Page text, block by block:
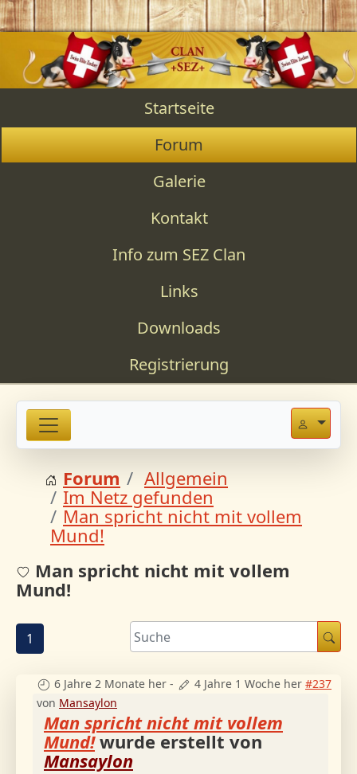
Startseite
Forum
Galerie
Kontakt
Info zum SEZ Clan
Links
Downloads
Registrierung
Forum
Allgemein
Im Netz gefunden
Man spricht nicht mit vollem
Mund!
Man spricht nicht mit vollem
Mund!
1
6 Jahre 2 Monate her - 4 Jahre 1 Woche her #237
von Mansaylon
Man spricht nicht mit vollem
Mund!wurde erstellt von
Mansaylon